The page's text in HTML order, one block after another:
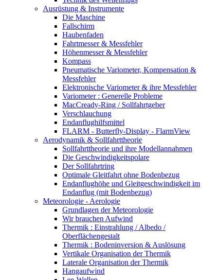
Ausrüstung & Instrumente
Die Maschine
Fallschirm
Haubenfaden
Fahrtmesser & Messfehler
Höhenmesser & Messfehler
Kompass
Pneumatische Variometer, Kompensation &
Messfehler
Elektronische Variometer & ihre Messfehler
Variometer : Generelle Probleme
MacCready-Ring / Sollfahrtgeber
Verschlauchung
Endanflughilfsmittel
FLARM - Butterfly-Display - FlarmView
Aerodynamik & Sollfahrttheorie
Sollfahrttheorie und ihre Modellannahmen
Die Geschwindigkeitspolare
Der Sollfahrtring
Optimale Gleitfahrt ohne Bodenbezug
Endanflughöhe und Gleitgeschwindigkeit im
Endanflug (mit Bodenbezug)
Meteorologie - Aerologie
Grundlagen der Meteorologie
Wir brauchen Aufwind
Thermik : Einstrahlung / Albedo /
Oberflächengestalt
Thermik : Bodeninversion & Auslösung
Vertikale Organisation der Thermik
Laterale Organisation der Thermik
Hangaufwind